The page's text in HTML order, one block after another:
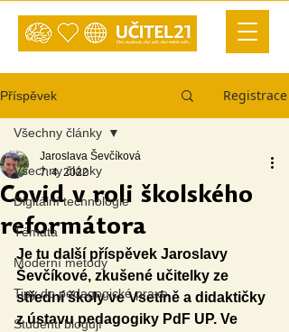
Příspěvek Registrace
Všechny články
Digitální technologie
Témata
Moderní metody
Tipy do pedagogické praxe
Studenti blogují
Všechny články
Covid v roli školského
reformátora
Jaroslava Ševčíková
7. 4. 2022
Je tu další příspěvek Jaroslavy
Ševčíkové, zkušené učitelky ze
střední školy ve Vsetíně a didaktičky
z ústavu pedagogiky PdF UP. Ve